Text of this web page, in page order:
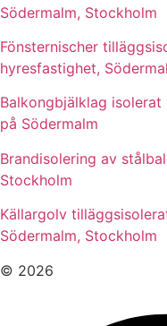
Södermalm, Stockholm
Fönsternischer
hyresfastighet,
Balkongbjälklag
på Södermalm
Brandisolering av
Stockholm
Källargolv
Södermalm, Stockholm
© 2026